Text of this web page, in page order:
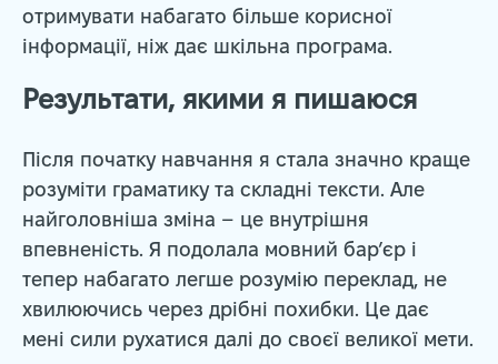
отримувати набагато більше корисної
інформації, ніж дає шкільна програма.
Результати, якими я пишаюся
Після початку навчання я стала значно краще
розуміти граматику та складні тексти. Але
найголовніша зміна – це внутрішня
впевненість. Я подолала мовний бар’єр і
тепер набагато легше розумію переклад, не
хвилюючись через дрібні похибки. Це дає
мені сили рухатися далі до своєї великої мети.